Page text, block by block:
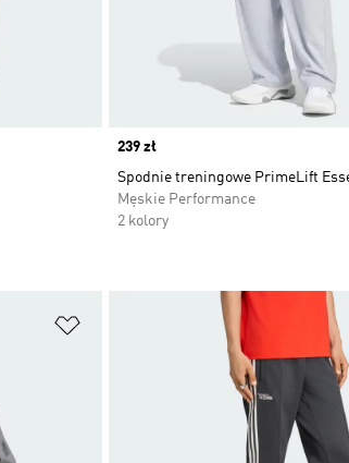
Price
239 zł
Spodnie treningowe PrimeLift
Męskie Performance
2 kolory
Dodaj do listy życzeń